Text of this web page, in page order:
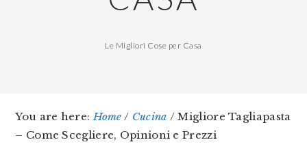
Le Migliori Cose per Casa
You are here:Home / Cucina / Migliore Tagliapasta
– Come Scegliere, Opinioni e Prezzi